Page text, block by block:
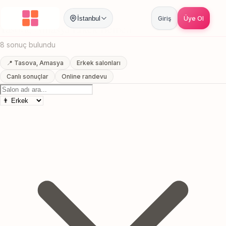
İstanbul Giriş Üye Ol
Anasayfa / Amasya Tasova Erkek Berberi
Tasova, Amasya Erkek Berberi
8 sonuç bulundu
📍 Tasova, Amasya
Erkek salonları
Canlı sonuçlar
Online randevu